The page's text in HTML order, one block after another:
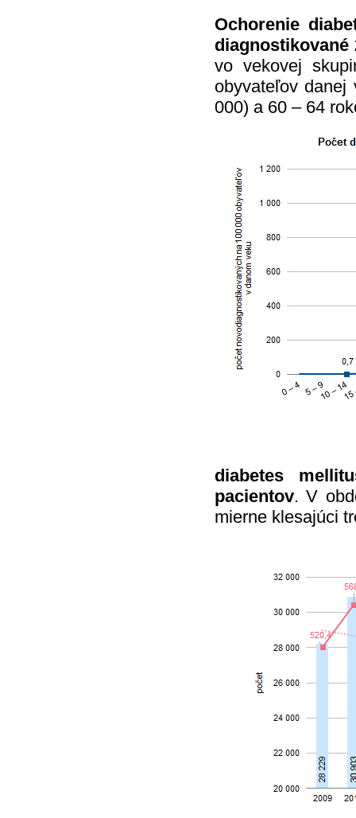
Ochorenie
diagnostikované
vo vekovej
obyvateľov
000) a 60 – 64
diabetes
pacientov. V
mierne klesajúci